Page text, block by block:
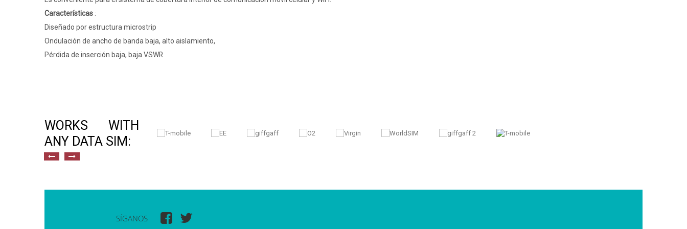
Características :
Diseñado por estructura microstrip
Ondulación de ancho de banda baja, alto aislamiento,
Pérdida de inserción baja, baja VSWR
WORKS WITH
ANY DATA SIM:
SÍGANOS